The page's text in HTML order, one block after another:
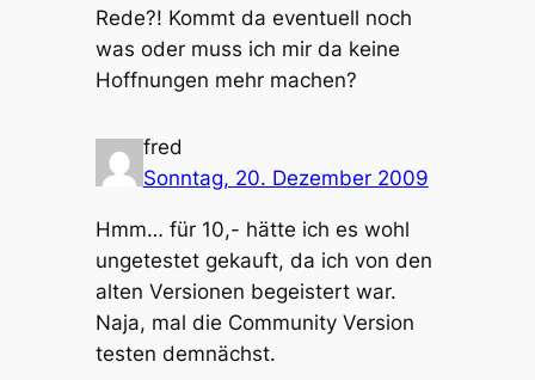
Rede?! Kommt da eventuell noch
was oder muss ich mir da keine
Hoffnungen mehr machen?
fred
Sonntag, 20. Dezember 2009
Hmm… für 10,- hätte ich es wohl
ungetestet gekauft, da ich von den
alten Versionen begeistert war.
Naja, mal die Community Version
testen demnächst.